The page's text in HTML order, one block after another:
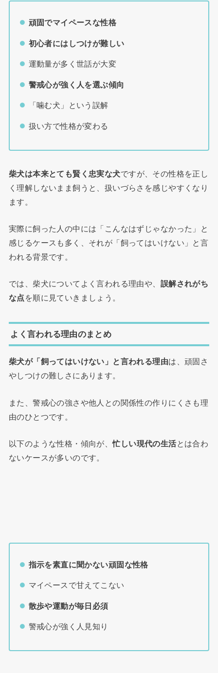
頑固でマイペースな性格
初心者にはしつけが難しい
運動量が多く世話が大変
警戒心が強く人を選ぶ傾向
「噛む犬」という誤解
扱い方で性格が変わる
柴犬は本来とても賢く忠実な犬ですが、その性格を正し
く理解しないまま飼うと、扱いづらさを感じやすくなり
ます。
実際に飼った人の中には「こんなはずじゃなかった」と
感じるケースも多く、それが「飼ってはいけない」と言
われる背景です。
では、柴犬についてよく言われる理由や、 誤解されがち
な点 を順に見ていきましょう。
よく言われる理由のまとめ
柴犬が「飼ってはいけない」と言われる理由は、頑固さ
やしつけの難しさにあります。
また、警戒心の強さや他人との関係性の作りにくさも理
由のひとつです。
以下のような性格・傾向が、忙しい現代の生活とは合わ
ないケースが多いのです。
指示を素直に聞かない頑固な性格
マイペースで甘えてこない
散歩や運動が毎日必須
警戒心が強く人見知り